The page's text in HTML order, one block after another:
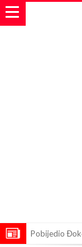
Pobijedio